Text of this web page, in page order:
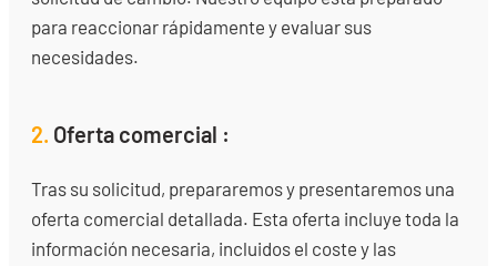
para reaccionar rápidamente y evaluar sus
necesidades.
2. Oferta comercial :
Tras su solicitud, prepararemos y presentaremos una
oferta comercial detallada. Esta oferta incluye toda la
información necesaria, incluidos el coste y las